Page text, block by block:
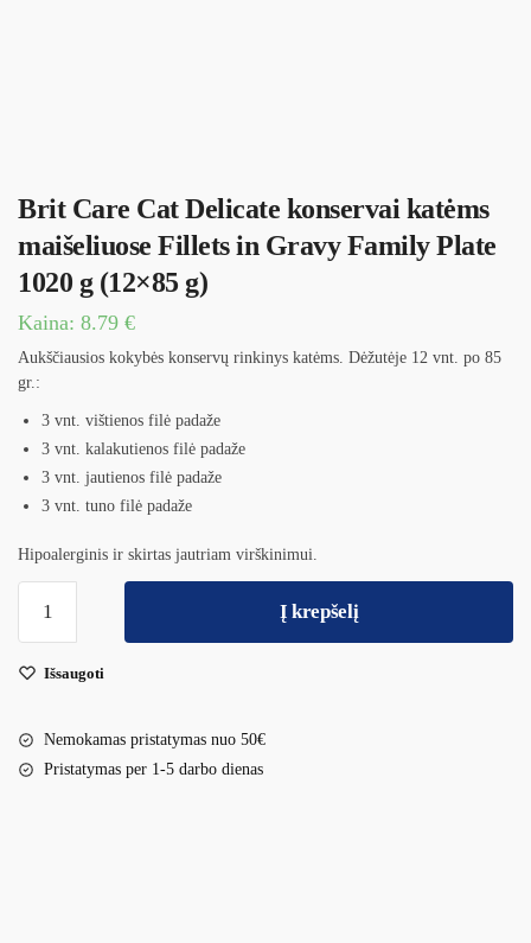
Brit Care Cat Delicate konservai katėms
maišeliuose Fillets in Gravy Family Plate
1020 g (12×85 g)
Kaina: 8.79 €
Aukščiausios kokybės konservų rinkinys katėms. Dėžutėje 12 vnt. po 85
gr.:
3 vnt. vištienos filė padaže
3 vnt. kalakutienos filė padaže
3 vnt. jautienos filė padaže
3 vnt. tuno filė padaže
Hipoalerginis ir skirtas jautriam virškinimui.
Į krepšelį
Išsaugoti
Nemokamas pristatymas nuo 50€
Pristatymas per 1-5 darbo dienas